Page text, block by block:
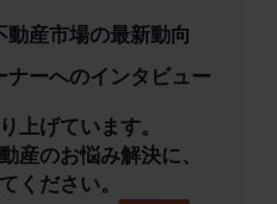
産市場の最新動向
ーへのインタビュー
上げています。
産のお悩み解決に、
ください。